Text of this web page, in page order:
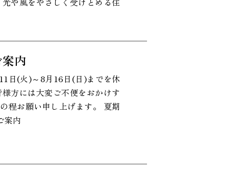
内
日(火)～8月16日(日)までを休
方には大変ご不便をおかけす
程お願い申し上げます。 夏期
案内